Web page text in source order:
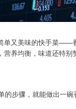
单又美味的快手菜——
养均衡，味道还特别
的步骤，就能做出一
14110.12 -34.08